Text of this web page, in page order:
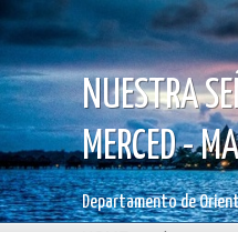
NUESTRA
MERCED -
Departamento de